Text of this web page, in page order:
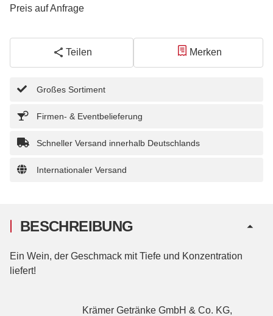
Preis auf Anfrage
Teilen Merken
Großes Sortiment
Firmen- & Eventbelieferung
Schneller Versand innerhalb Deutschlands
Internationaler Versand
BESCHREIBUNG
Ein Wein, der Geschmack mit Tiefe und Konzentration
liefert!
Krämer Getränke GmbH & Co. KG,